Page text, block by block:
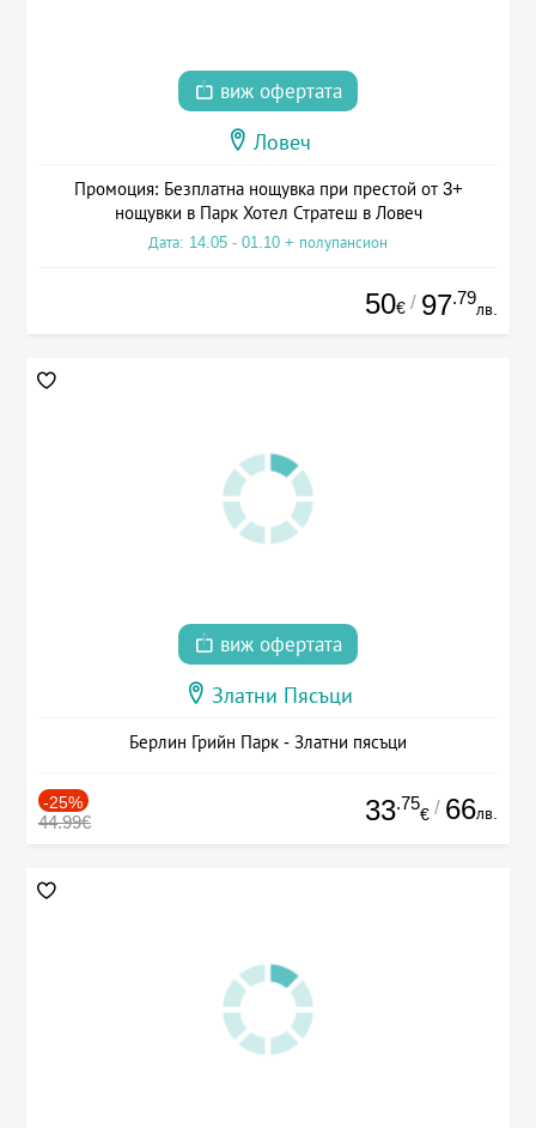
виж офертата
Ловеч
Промоция: Безплатна нощувка при престой от 3+
нощувки в Парк Хотел Стратеш в Ловеч
Дата: 14.05 - 01.10 + полупансион
50€ / 97.79
лв.
виж офертата
Златни Пясъци
Берлин Грийн Парк - Златни пясъци
-25%
44.99€ 33.75
€ / 66лв.